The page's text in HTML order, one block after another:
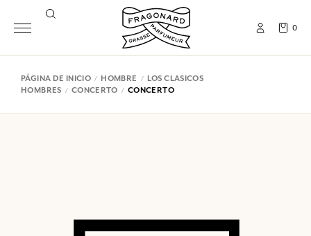
0
PÁGINA DE INICIO HOMBRE
LOS CLASICOS
HOMBRES
CONCERTO CONCERTO